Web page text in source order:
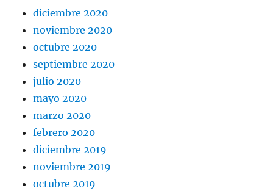
diciembre 2020
noviembre 2020
octubre 2020
septiembre 2020
julio 2020
mayo 2020
marzo 2020
febrero 2020
diciembre 2019
noviembre 2019
octubre 2019